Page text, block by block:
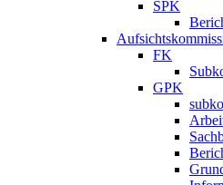
SPK
FK
GPK